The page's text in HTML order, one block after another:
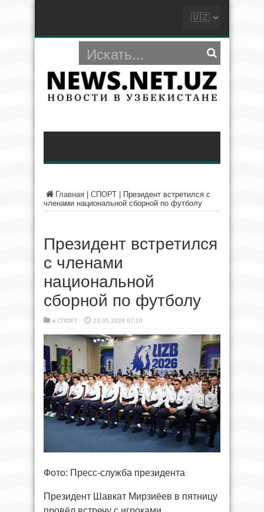
Главная СПОРТ
Президент встретился с
членами национальной сборной по футболу
Президент встретился
с членами
национальной
сборной по футболу
в СПОРТ 23.05.2026 07:10
Фото: Пресс-служба президента
Президент Шавкат Мирзиёев в пятницу